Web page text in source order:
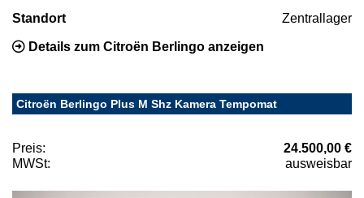
Standort Zentrallager
Details zum Citroën Berlingo anzeigen
Citroën Berlingo Plus M Shz Kamera Tempomat
Preis:
24.500,00 €
MWSt:
ausweisbar